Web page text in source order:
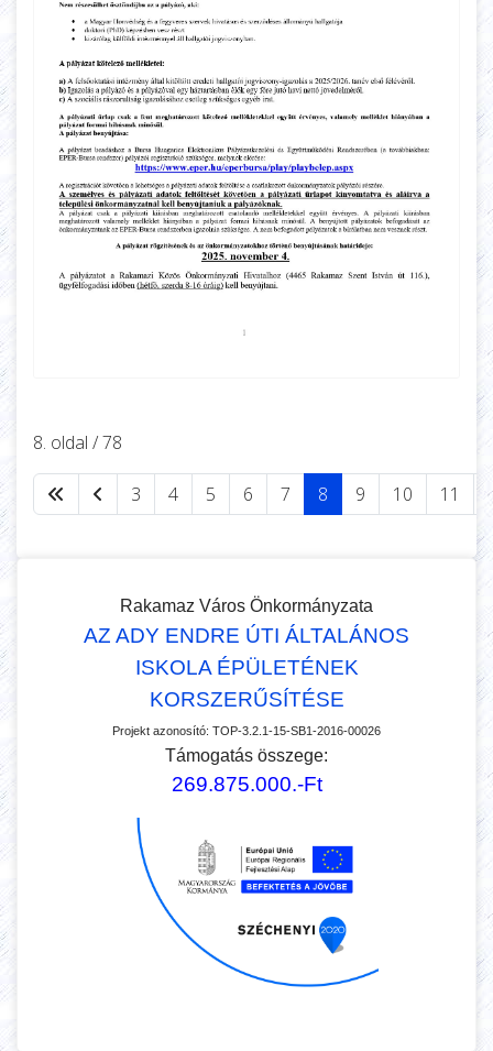
8. oldal / 78
3 4 5 6 7 8 9 10 11
Rakamaz Város Önkormányzata
AZ ADY ENDRE ÚTI ÁLTALÁNOS
ISKOLA ÉPÜLETÉNEK
KORSZERŰSÍTÉSE
Projekt azonosító: TOP-3.2.1-15-SB1-2016-00026
Támogatás összege:
269.875.000.-Ft